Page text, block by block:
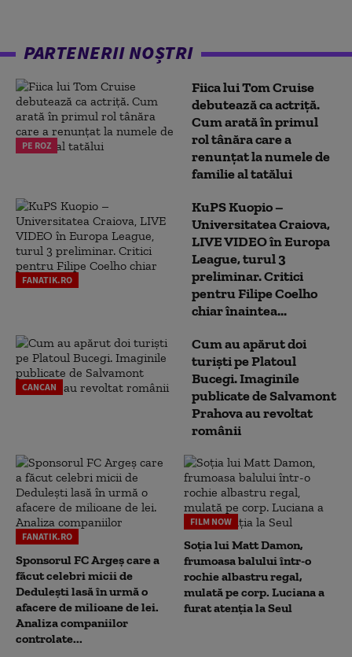
PARTENERII NOȘTRI
PE ROZ
Fiica lui Tom Cruise
debutează ca actriță.
Cum arată în primul
rol tânăra care a
renunțat la numele de
familie al tatălui
FANATIK.RO
KuPS Kuopio –
Universitatea Craiova,
LIVE VIDEO în Europa
League, turul 3
preliminar. Critici
pentru Filipe Coelho
chiar înaintea...
CANCAN
Cum au apărut doi
turiști pe Platoul
Bucegi. Imaginile
publicate de Salvamont
Prahova au revoltat
românii
FANATIK.RO
Sponsorul FC Argeș care a
făcut celebri micii de
Dedulești lasă în urmă o
afacere de milioane de lei.
Analiza companiilor
controlate...
FILM NOW
Soția lui Matt Damon,
frumoasa balului într-o
rochie albastru regal,
mulată pe corp. Luciana a
furat atenția la Seul